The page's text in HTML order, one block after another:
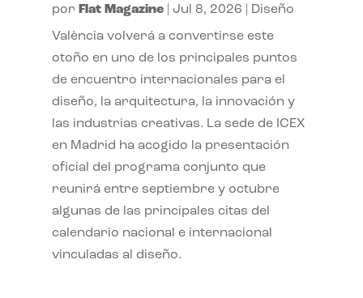
por Flat Magazine| Jul 8, 2026 Diseño
València volverá a convertirse este
otoño en uno de los principales puntos
de encuentro internacionales para el
diseño, la arquitectura, la innovación y
las industrias creativas. La sede de ICEX
en Madrid ha acogido la presentación
oficial del programa conjunto que
reunirá entre septiembre y octubre
algunas de las principales citas del
calendario nacional e internacional
vinculadas al diseño.